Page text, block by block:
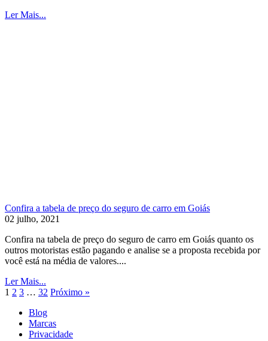
Ler Mais...
Confira a tabela de preço do seguro de carro em Goiás
02 julho, 2021
Confira na tabela de preço do seguro de carro em Goiás quanto os
outros motoristas estão pagando e analise se a proposta recebida por
você está na média de valores....
Ler Mais...
1 2 3 … 32 Próximo »
Blog
Marcas
Privacidade